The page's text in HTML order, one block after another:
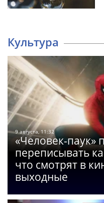
Культура
9 августа, 11:32
«Человек-паук»
переписывать
что смотрят в
выходные